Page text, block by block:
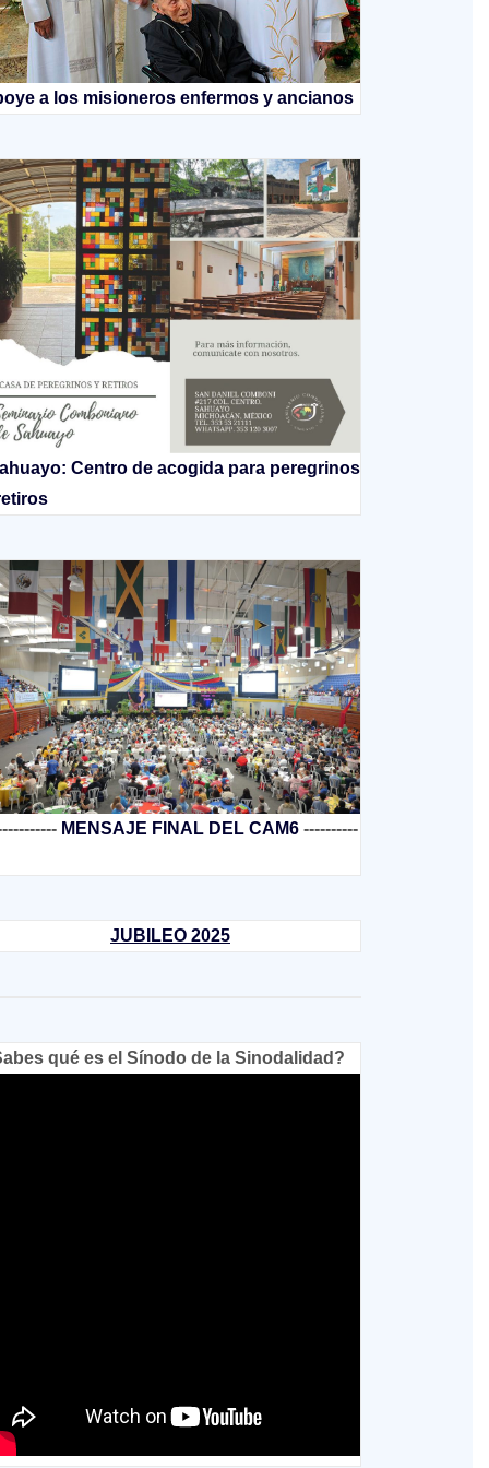
a los misioneros enfermos y ancianos
Centro de acogida para peregrinos
MENSAJE FINAL DEL CAM6 ----------
JUBILEO 2025
qué es el Sínodo de la Sinodalidad?